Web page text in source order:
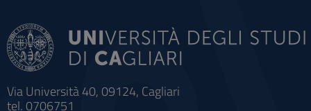
Via Università 40, 09124, Cagliari
tel. 0706751